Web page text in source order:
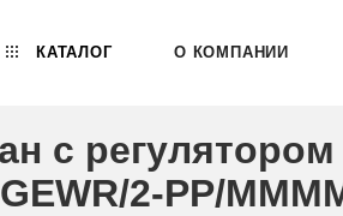
КАТАЛОГ О КОМПАНИИ
с
2-PP/